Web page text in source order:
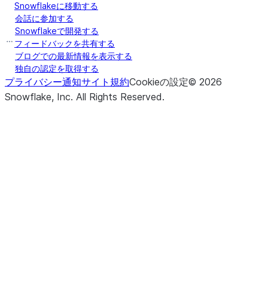
Snowflakeに移動する
会話に参加する
Snowflakeで開発する
フィードバックを共有する
ブログでの最新情報を表示する
独自の認定を取得する
プライバシー通知サイト規約Cookieの設定© 2026
Snowflake, Inc. All Rights Reserved.